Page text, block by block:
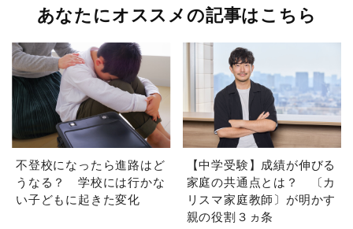
あなたにオススメの記事はこちら
不登校になったら進路はど
うなる？ 学校には行かな
い子どもに起きた変化
【中学受験】成績が伸びる
家庭の共通点とは？ 〔カ
リスマ家庭教師〕が明かす
親の役割３ヵ条